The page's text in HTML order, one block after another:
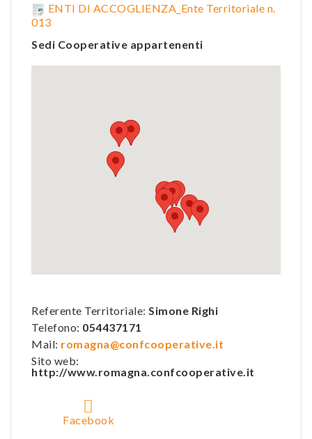
ENTI DI ACCOGLIENZA_Ente Territoriale n.
013
Sedi Cooperative appartenenti
Referente Territoriale: Simone Righi
Telefono: 054437171
Mail: romagna@confcooperative.it
Sito web:
http://www.romagna.confcooperative.it
Facebook